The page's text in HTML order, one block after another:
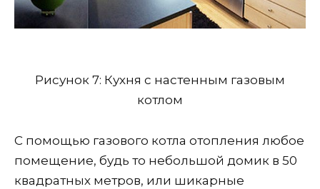
Рисунок 7: Кухня с настенным газовым
котлом
С помощью газового котла отопления любое
помещение, будь то небольшой домик в 50
квадратных метров, или шикарные